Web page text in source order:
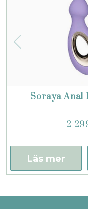
Soraya Anal
2
Läs mer